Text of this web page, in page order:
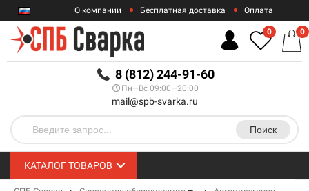
RUB
О компании Бесплатная доставка Оплата
Гарантии
8 (812) 244-91-60
Пн—Вс 09:00—20:00
mail@spb-svarka.ru
Поиск
0 0
КАТАЛОГ ТОВАРОВ